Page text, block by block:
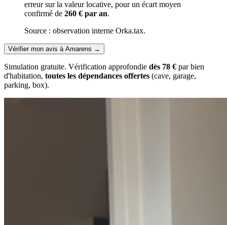
erreur sur la valeur locative, pour un écart moyen
confirmé de 260 € par an.
Source : observation interne Orka.tax.
Vérifier mon avis à Amarens →
Simulation gratuite. Vérification approfondie dès 78 € par bien
d'habitation, toutes les dépendances offertes (cave, garage,
parking, box).